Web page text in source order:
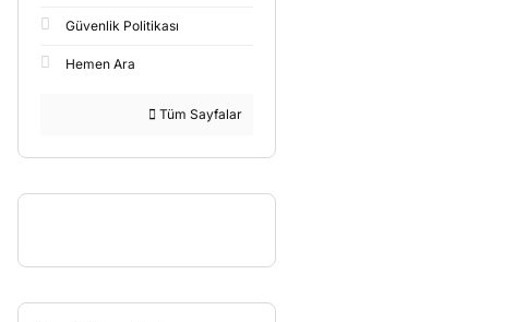
Güvenlik Politikası
Hemen Ara
Tüm Sayfalar